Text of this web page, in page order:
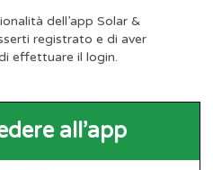
dell’app Solar &
registrato e di aver
effettuare il login.
all’app